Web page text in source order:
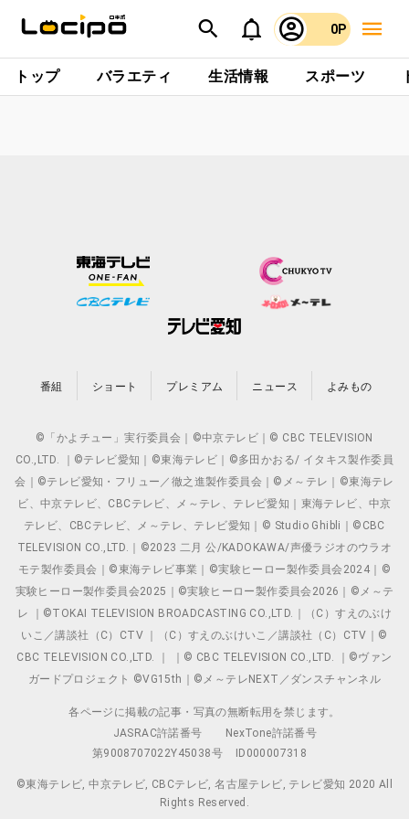
0P
トップ バラエティ 生活情報 スポーツ
番組 ショート プレミアム ニュース よみもの
©「かよチュー」実行委員会｜©中京テレビ｜© CBC TELEVISION
CO.,LTD. ｜©テレビ愛知｜©東海テレビ｜©多田かおる/ イタキス製作委員
会｜©テレビ愛知・フリュー／徹之進製作委員会｜©メ～テレ｜©東海テレ
ビ、中京テレビ、CBCテレビ、メ～テレ、テレビ愛知｜東海テレビ、中京
テレビ、CBCテレビ、メ～テレ、テレビ愛知｜© Studio Ghibli｜©CBC
TELEVISION CO.,LTD.｜©2023 二月 公/KADOKAWA/声優ラジオのウラオ
モテ製作委員会｜©東海テレビ事業｜©実験ヒーロー製作委員会2024｜©
実験ヒーロー製作委員会2025｜©実験ヒーロー製作委員会2026｜©メ～テ
レ ｜©TOKAI TELEVISION BROADCASTING CO.,LTD.｜（C）すえのぶけ
いこ／講談社（C）CTV ｜（C）すえのぶけいこ／講談社（C）CTV｜©
CBC TELEVISION CO.,LTD. ｜ ｜© CBC TELEVISION CO.,LTD. ｜©ヴァン
ガードプロジェクト ©VG15th｜©メ～テレNEXT／ダンスチャンネル
各ページに掲載の記事・写真の無断転用を禁じます。
JASRAC許諾番号
NexTone許諾番号
第9008707022Y45038号
ID000007318
©東海テレビ, 中京テレビ, CBCテレビ, 名古屋テレビ, テレビ愛知 2020 All
Rights Reserved.